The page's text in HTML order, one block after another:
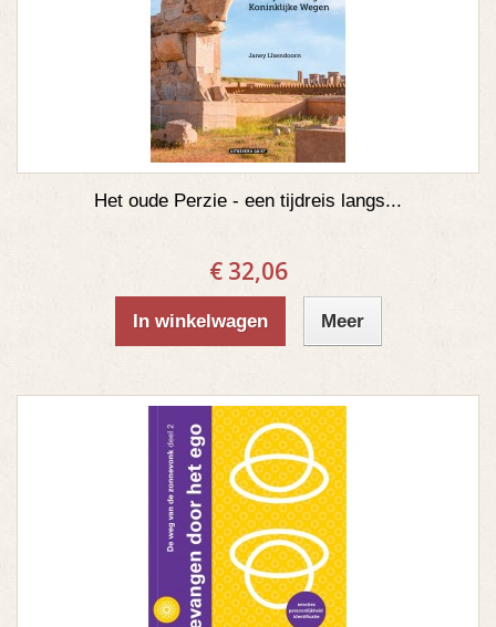
Het oude Perzie - een tijdreis langs...
€ 32,06
In winkelwagen Meer